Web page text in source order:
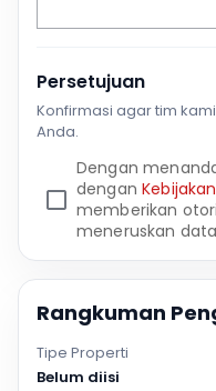
Persetujuan
Konfirmasi agar tim
Anda.
Dengan
dengan
memberikan
meneruskan
Rangkuman
Tipe Properti
Belum diisi